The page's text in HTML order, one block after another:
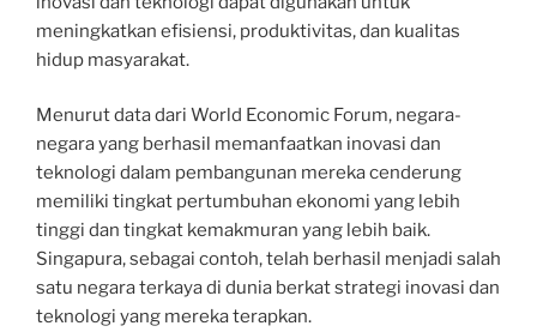
meningkatkan efisiensi, produktivitas, dan kualitas
hidup masyarakat.
Menurut data dari World Economic Forum, negara-
negara yang berhasil memanfaatkan inovasi dan
teknologi dalam pembangunan mereka cenderung
memiliki tingkat pertumbuhan ekonomi yang lebih
tinggi dan tingkat kemakmuran yang lebih baik.
Singapura, sebagai contoh, telah berhasil menjadi salah
satu negara terkaya di dunia berkat strategi inovasi dan
teknologi yang mereka terapkan.